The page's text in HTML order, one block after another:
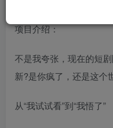
项目介绍：
不是我夸张，现在的短
新?是你疯了，还是这个
从“我试试看”到“我悟了”